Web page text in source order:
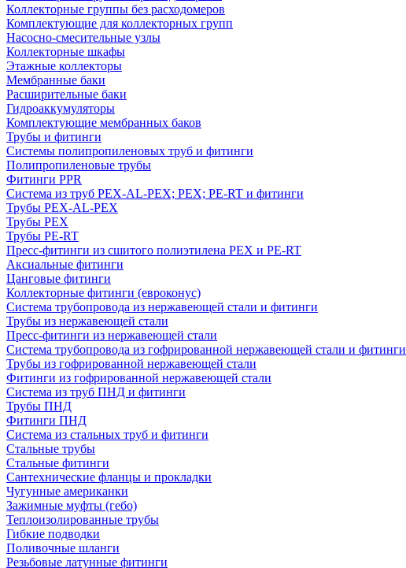
Коллекторные группы без расходомеров
Комплектующие для коллекторных групп
Насосно-смесительные узлы
Коллекторные шкафы
Этажные коллекторы
Мембранные баки
Расширительные баки
Гидроаккумуляторы
Комплектующие мембранных баков
Трубы и фитинги
Системы полипропиленовых труб и фитинги
Полипропиленовые трубы
Фитинги PPR
Система из труб PEX-AL-PEX; PEX; PE-RT и фитинги
Трубы PEX-AL-PEX
Трубы PEX
Трубы PE-RT
Пресс-фитинги из сшитого полиэтилена PEX и PE-RT
Аксиальные фитинги
Цанговые фитинги
Коллекторные фитинги (евроконус)
Система трубопровода из нержавеющей стали и фитинги
Трубы из нержавеющей стали
Пресс-фитинги из нержавеющей стали
Система трубопровода из гофрированной нержавеющей стали и фитинги
Трубы из гофрированной нержавеющей стали
Фитинги из гофрированной нержавеющей стали
Система из труб ПНД и фитинги
Трубы ПНД
Фитинги ПНД
Система из стальных труб и фитинги
Стальные трубы
Стальные фитинги
Сантехнические фланцы и прокладки
Чугунные американки
Зажимные муфты (гебо)
Теплоизолированные трубы
Гибкие подводки
Поливочные шланги
Резьбовые латунные фитинги